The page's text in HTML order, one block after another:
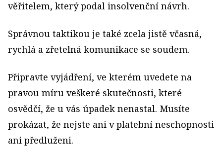
věřitelem, který podal insolvenční návrh.
Správnou taktikou je také zcela jistě včasná,
rychlá a zřetelná komunikace se soudem.
Připravte vyjádření, ve kterém uvedete na
pravou míru veškeré skutečnosti, které
osvědčí, že u vás úpadek nenastal. Musíte
prokázat, že nejste ani v platební neschopnosti
ani předluženi.